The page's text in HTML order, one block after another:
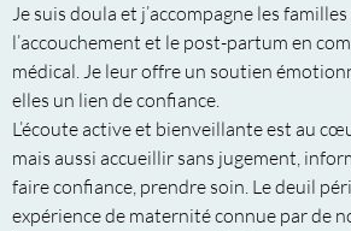
Je suis doula et j’accompagne les
l’accouchement et le post-partum en
médical. Je leur offre un soutien
elles un lien de confiance.
L’écoute active et bienveillante est au
mais aussi accueillir sans jugement,
faire confiance, prendre soin. Le deuil
expérience de maternité connue par de